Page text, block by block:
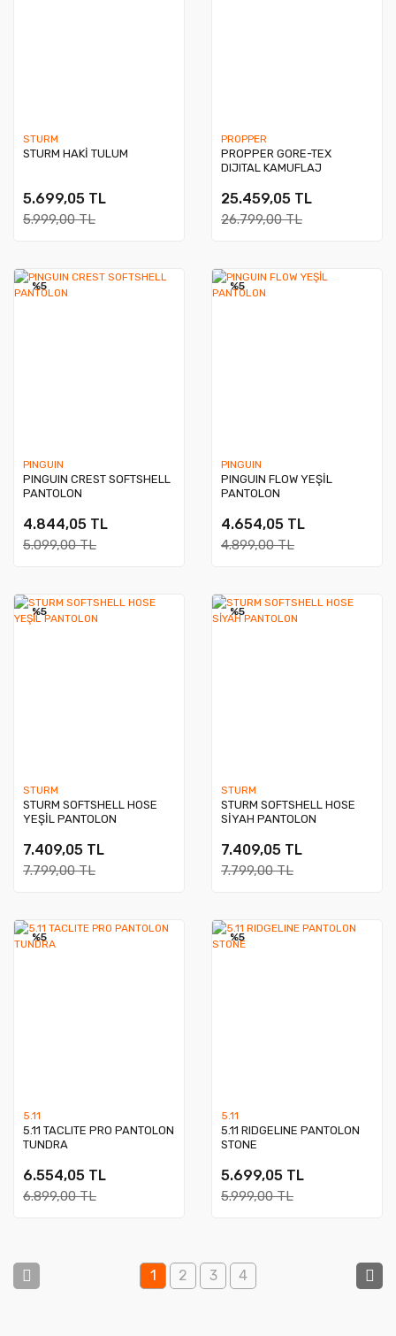
STURM
STURM HAKİ TULUM
5.699,05 TL
5.999,00 TL
PROPPER
PROPPER GORE-TEX
DIJITAL KAMUFLAJ
25.459,05 TL
26.799,00 TL
%5
PINGUIN
PINGUIN CREST SOFTSHELL
PANTOLON
4.844,05 TL
5.099,00 TL
%5
PINGUIN
PINGUIN FLOW YEŞİL
PANTOLON
4.654,05 TL
4.899,00 TL
%5
STURM
STURM SOFTSHELL HOSE
YEŞİL PANTOLON
7.409,05 TL
7.799,00 TL
%5
STURM
STURM SOFTSHELL HOSE
SİYAH PANTOLON
7.409,05 TL
7.799,00 TL
%5
5.11
5.11 TACLITE PRO PANTOLON
TUNDRA
6.554,05 TL
6.899,00 TL
%5
5.11
5.11 RIDGELINE PANTOLON
STONE
5.699,05 TL
5.999,00 TL
1 2 3 4